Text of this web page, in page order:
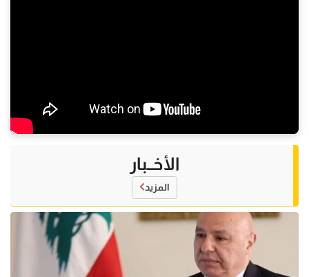
الأخــبار
المزيد